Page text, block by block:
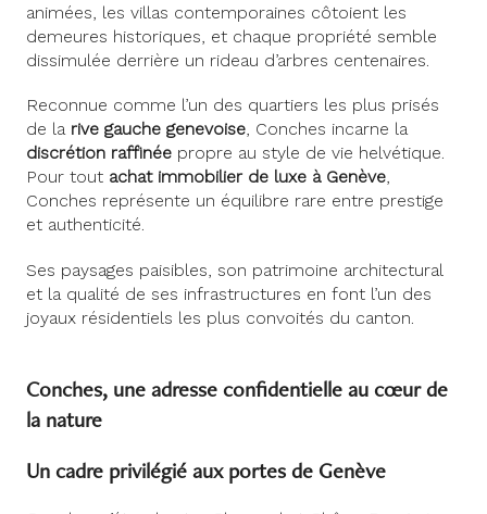
animées, les villas contemporaines côtoient les
demeures historiques, et chaque propriété semble
dissimulée derrière un rideau d’arbres centenaires.
Reconnue comme l’un des quartiers les plus prisés
de la rive gauche genevoise, Conches incarne la
discrétion raffinée propre au style de vie helvétique.
Pour tout achat immobilier de luxe à Genève,
Conches représente un équilibre rare entre prestige
et authenticité.
Ses paysages paisibles, son patrimoine architectural
et la qualité de ses infrastructures en font l’un des
joyaux résidentiels les plus convoités du canton.
Conches, une adresse confidentielle au cœur de
la nature
Un cadre privilégié aux portes de Genève